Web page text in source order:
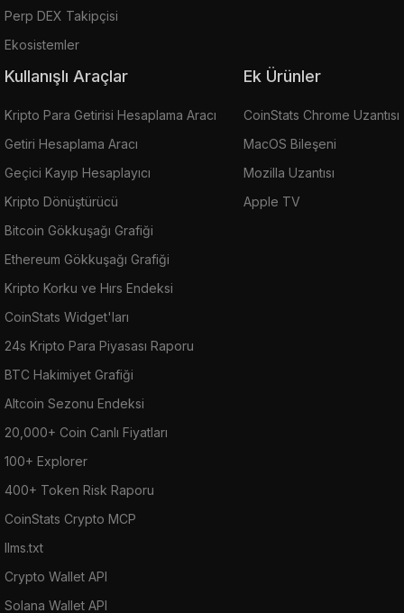
Perp DEX Takipçisi
Ekosistemler
Kullanışlı Araçlar
Kripto Para Getirisi Hesaplama Aracı
Getiri Hesaplama Aracı
Geçici Kayıp Hesaplayıcı
Kripto Dönüştürücü
Bitcoin Gökkuşağı Grafiği
Ethereum Gökkuşağı Grafiği
Kripto Korku ve Hırs Endeksi
CoinStats Widget'ları
24s Kripto Para Piyasası Raporu
BTC Hakimiyet Grafiği
Altcoin Sezonu Endeksi
20,000+ Coin Canlı Fiyatları
100+ Explorer
400+ Token Risk Raporu
CoinStats Crypto MCP
llms.txt
Crypto Wallet API
Solana Wallet API
Ek Ürünler
CoinStats Chrome Uzantısı
MacOS Bileşeni
Mozilla Uzantısı
Apple TV